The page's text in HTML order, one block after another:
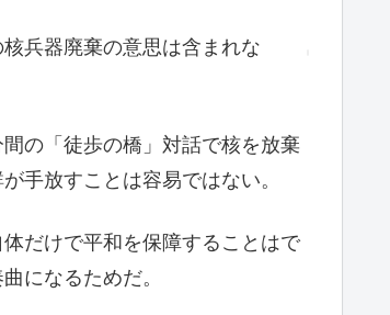
兵器廃棄の意思は含まれな
の「徒歩の橋」対話で核を放棄
手放すことは容易ではない。
だけで平和を保障することはで
になるためだ。